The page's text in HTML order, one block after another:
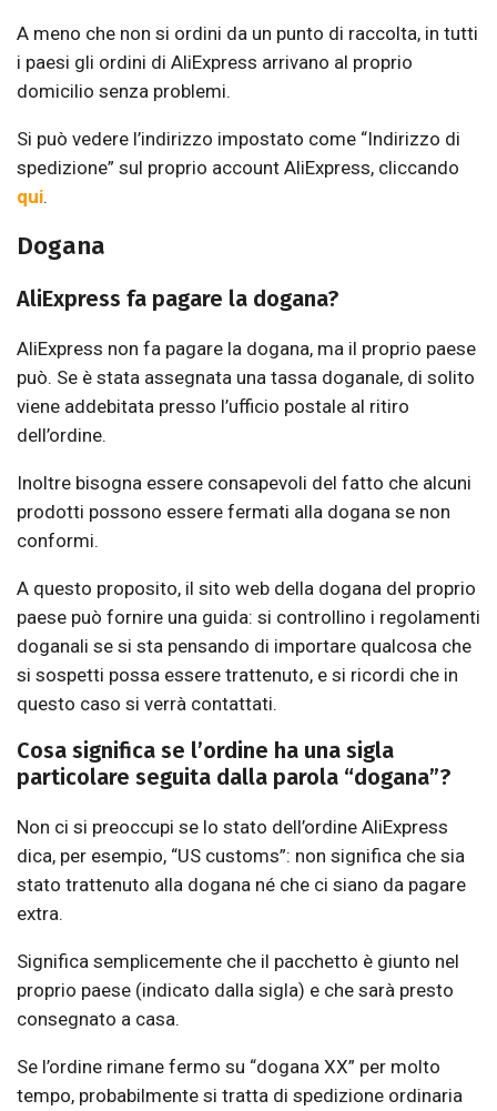
A meno che non si ordini da un punto di raccolta, in tutti
i paesi gli ordini di AliExpress arrivano al proprio
domicilio senza problemi.
Si può vedere l’indirizzo impostato come “Indirizzo di
spedizione” sul proprio account AliExpress, cliccando
qui.
Dogana
AliExpress fa pagare la dogana?
AliExpress non fa pagare la dogana, ma il proprio paese
può. Se è stata assegnata una tassa doganale, di solito
viene addebitata presso l’ufficio postale al ritiro
dell’ordine.
Inoltre bisogna essere consapevoli del fatto che alcuni
prodotti possono essere fermati alla dogana se non
conformi.
A questo proposito, il sito web della dogana del proprio
paese può fornire una guida: si controllino i regolamenti
doganali se si sta pensando di importare qualcosa che
si sospetti possa essere trattenuto, e si ricordi che in
questo caso si verrà contattati.
Cosa significa se l’ordine ha una sigla
particolare seguita dalla parola “dogana”?
Non ci si preoccupi se lo stato dell’ordine AliExpress
dica, per esempio, “US customs”: non significa che sia
stato trattenuto alla dogana né che ci siano da pagare
extra.
Significa semplicemente che il pacchetto è giunto nel
proprio paese (indicato dalla sigla) e che sarà presto
consegnato a casa.
Se l’ordine rimane fermo su “dogana XX” per molto
tempo, probabilmente si tratta di spedizione ordinaria